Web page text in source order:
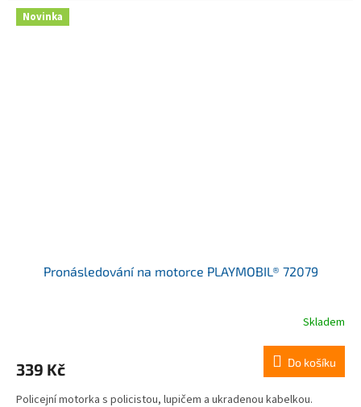
Novinka
Pronásledování na motorce PLAYMOBIL® 72079
Skladem
339 Kč Do košíku
Policejní motorka s policistou, lupičem a ukradenou kabelkou.